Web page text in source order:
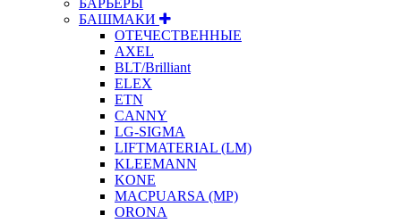
БАШМАКИ
ОТЕЧЕСТВЕННЫЕ
AXEL
BLT/Brilliant
ELEX
ETN
CANNY
LG-SIGMA
LIFTMATERIAL (LM)
KLEEMANN
KONE
MACPUARSA (MP)
ORONA